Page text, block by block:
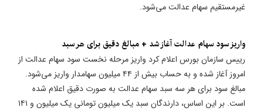
غیرمستقیم سهام عدالت می‌شود.
واریز سود سهام عدالت آغاز شد + مبالغ دقیق برای هر سبد
رییس سازمان بورس اعلام کرد واریز مرحله نخست سود سهام عدالت از
امروز آغاز شده و به حساب بیش از ۴۴ میلیون سهامدار واریز می‌شود.
مبالغ سود برای هر سه سبد سهام عدالت به صورت دقیق اعلام شده
است. بر این اساس، دارندگان سبد یک میلیون تومانی یک میلیون و ۱۴۱